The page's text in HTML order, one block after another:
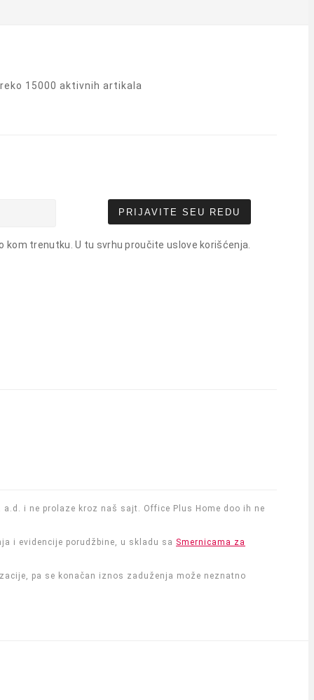
15000 aktivnih artikala
PRIJAVITE SE U REDU
kom trenutku. U tu svrhu proučite uslove korišćenja.
i ne prolaze kroz naš sajt. Office Plus Home doo ih ne
i evidencije porudžbine, u skladu sa Smernicama za
pa se konačan iznos zaduženja može neznatno